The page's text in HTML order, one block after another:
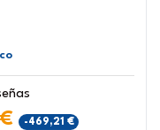
€ -469,21 €